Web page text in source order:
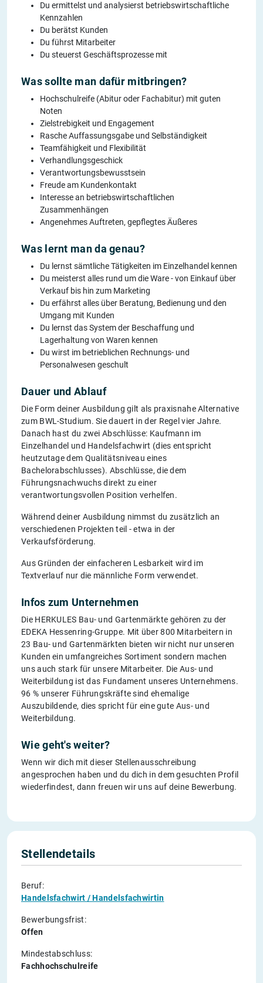
Du ermittelst und analysierst betriebswirtschaftliche
Kennzahlen
Du berätst Kunden
Du führst Mitarbeiter
Du steuerst Geschäftsprozesse mit
Was sollte man dafür mitbringen?
Hochschulreife (Abitur oder Fachabitur) mit guten
Noten
Zielstrebigkeit und Engagement
Rasche Auffassungsgabe und Selbständigkeit
Teamfähigkeit und Flexibilität
Verhandlungsgeschick
Verantwortungsbewusstsein
Freude am Kundenkontakt
Interesse an betriebswirtschaftlichen
Zusammenhängen
Angenehmes Auftreten, gepflegtes Äußeres
Was lernt man da genau?
Du lernst sämtliche Tätigkeiten im Einzelhandel kennen
Du meisterst alles rund um die Ware - von Einkauf über
Verkauf bis hin zum Marketing
Du erfährst alles über Beratung, Bedienung und den
Umgang mit Kunden
Du lernst das System der Beschaffung und
Lagerhaltung von Waren kennen
Du wirst im betrieblichen Rechnungs- und
Personalwesen geschult
Dauer und Ablauf
Die Form deiner Ausbildung gilt als praxisnahe Alternative
zum BWL-Studium. Sie dauert in der Regel vier Jahre.
Danach hast du zwei Abschlüsse: Kaufmann im
Einzelhandel und Handelsfachwirt (dies entspricht
heutzutage dem Qualitätsniveau eines
Bachelorabschlusses). Abschlüsse, die dem
Führungsnachwuchs direkt zu einer
verantwortungsvollen Position verhelfen.
Während deiner Ausbildung nimmst du zusätzlich an
verschiedenen Projekten teil - etwa in der
Verkaufsförderung.
Aus Gründen der einfacheren Lesbarkeit wird im
Textverlauf nur die männliche Form verwendet.
Infos zum Unternehmen
Die HERKULES Bau- und Gartenmärkte gehören zu der
EDEKA Hessenring-Gruppe. Mit über 800 Mitarbeitern in
23 Bau- und Gartenmärkten bieten wir nicht nur unseren
Kunden ein umfangreiches Sortiment sondern machen
uns auch stark für unsere Mitarbeiter. Die Aus- und
Weiterbildung ist das Fundament unseres Unternehmens.
96 % unserer Führungskräfte sind ehemalige
Auszubildende, dies spricht für eine gute Aus- und
Weiterbildung.
Wie geht's weiter?
Wenn wir dich mit dieser Stellenausschreibung
angesprochen haben und du dich in dem gesuchten Profil
wiederfindest, dann freuen wir uns auf deine Bewerbung.
Stellendetails
Beruf:
Handelsfachwirt / Handelsfachwirtin
Bewerbungsfrist:
Offen
Mindestabschluss:
Fachhochschulreife